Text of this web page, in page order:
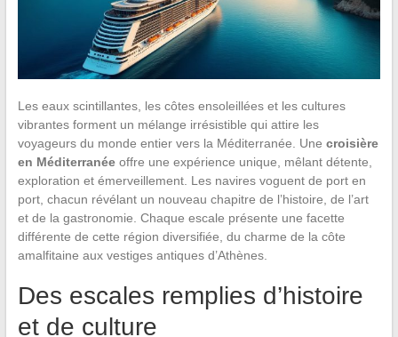
Les eaux scintillantes, les côtes ensoleillées et les cultures
vibrantes forment un mélange irrésistible qui attire les
voyageurs du monde entier vers la Méditerranée. Une croisière
en Méditerranéeoffre une expérience unique, mêlant détente,
exploration et émerveillement. Les navires voguent de port en
port, chacun révélant un nouveau chapitre de l’histoire, de l’art
et de la gastronomie. Chaque escale présente une facette
différente de cette région diversifiée, du charme de la côte
amalfitaine aux vestiges antiques d’Athènes.
Des escales remplies d’histoire
et de culture